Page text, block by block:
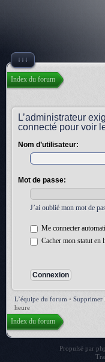
↓↓↓
Index du forum
L’administrateur
connecté pour voir
Nom d’utilisateur:
Mot de passe:
J’ai oublié mon mot de
Me connecter
Cacher mon statut en
L’équipe du forum • Supprimer
heure
Index du forum
Propulsé par